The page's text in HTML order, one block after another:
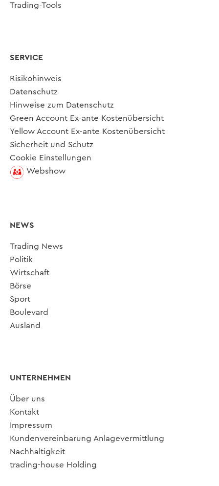
Trading-Tools
SERVICE
Risikohinweis
Datenschutz
Hinweise zum Datenschutz
Green Account Ex-ante Kostenübersicht
Yellow Account Ex-ante Kostenübersicht
Sicherheit und Schutz
Cookie Einstellungen
Webshow
NEWS
Trading News
Politik
Wirtschaft
Börse
Sport
Boulevard
Ausland
UNTERNEHMEN
Über uns
Kontakt
Impressum
Kundenvereinbarung Anlagevermittlung
Nachhaltigkeit
trading-house Holding